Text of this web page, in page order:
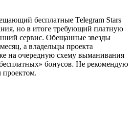
бесплатные Telegram Stars
но в итоге требующий платную
сервис. Обещанные звезды
а владельцы проекта
на очередную схему выманивания
бонусов. Не рекомендую
проектом.